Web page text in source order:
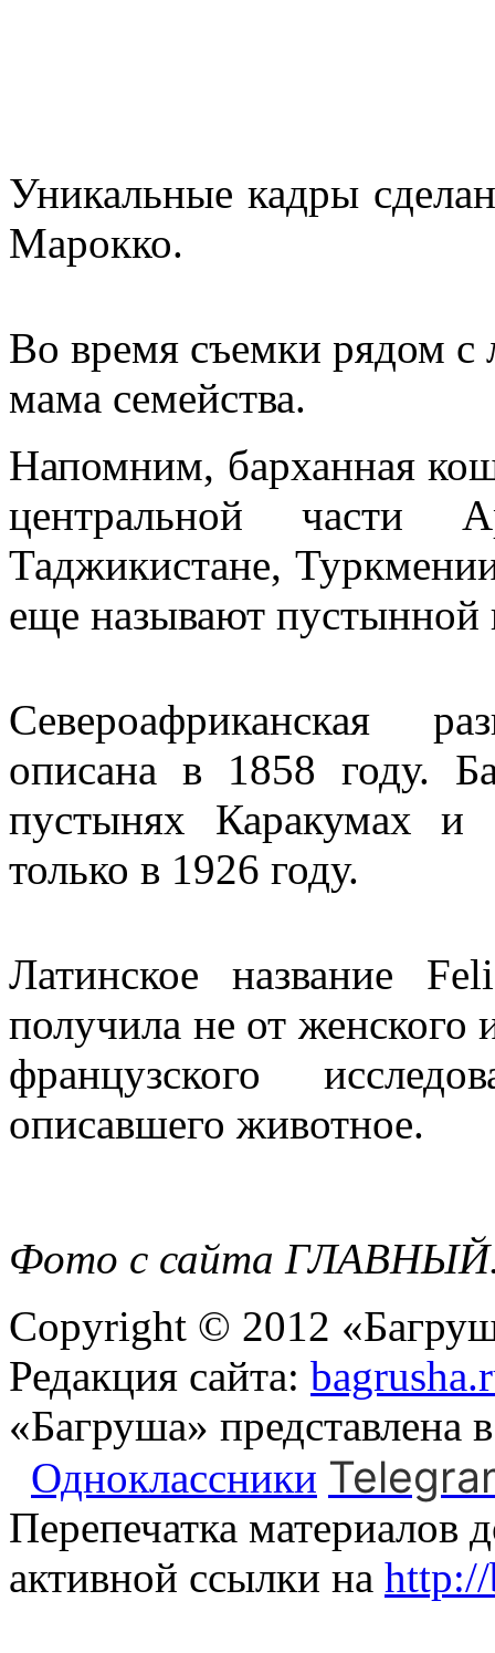
Уникальные кадры
Марокко.
Во время съемки рядом с
мама семейства.
Напомним, барханная
центральной части
Таджикистане,
еще называют пустынной
Североафриканская
описана в 1858 году.
пустынях Каракумах и
только в 1926 году.
Латинское название
получила не от
французского
описавшего животное.
Фото с сайта
Copyright © 2012
Редакция сайта:
«Багруша» представлена
Одноклассники
Перепечатка материалов
активной ссылки на http://